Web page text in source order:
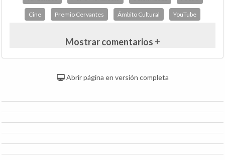
Cine Premio Cervantes Ámbito Cultural YouTube
Mostrar comentarios +
Abrir página en versión completa